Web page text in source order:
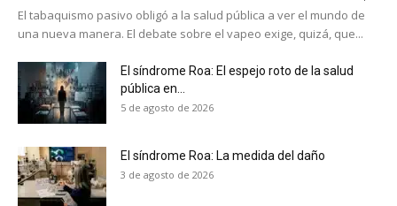
El tabaquismo pasivo obligó a la salud pública a ver el mundo de
una nueva manera. El debate sobre el vapeo exige, quizá, que...
El síndrome Roa: El espejo roto de la salud
pública en...
5 de agosto de 2026
El síndrome Roa: La medida del daño
3 de agosto de 2026